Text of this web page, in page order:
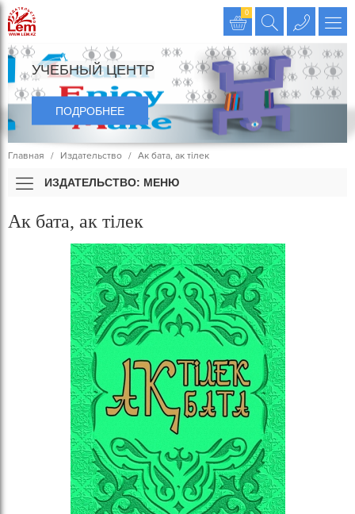
0
УЧЕБНЫЙ ЦЕНТР
ПОДРОБНЕЕ
Главная Издательство Ак бата, ак тілек
ИЗДАТЕЛЬСТВО: МЕНЮ
Ак бата, ак тілек